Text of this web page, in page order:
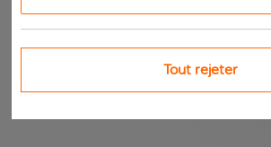
Tout rejeter